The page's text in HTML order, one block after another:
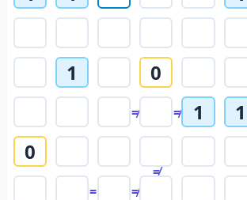
1 0
≠ ≠ 1
1
0
≠
=
≠